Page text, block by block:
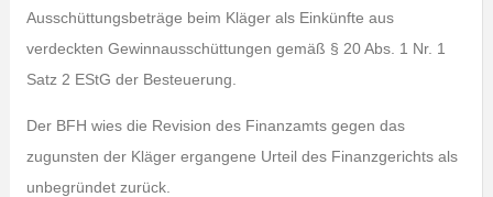
Ausschüttungsbeträge beim Kläger als Einkünfte aus
verdeckten Gewinnausschüttungen gemäß § 20 Abs. 1 Nr. 1
Satz 2 EStG der Besteuerung.
Der BFH wies die Revision des Finanzamts gegen das
zugunsten der Kläger ergangene Urteil des Finanzgerichts als
unbegründet zurück.